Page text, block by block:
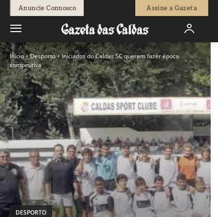
Anuncie Connosco Assine a Gazeta
Início Desporto
Iniciados do Caldas SC querem fazer época
competitiva
DESPORTO